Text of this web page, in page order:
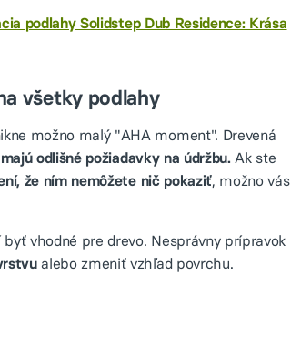
podlahy Solidstep Dub Residence: Krása
všetky podlahy
možno malý "AHA moment". Drevená
majú odlišné požiadavky na údržbu.Ak ste
že ním nemôžete nič pokaziť, možno vás
vhodné pre drevo. Nesprávny prípravok
alebo zmeniť vzhľad povrchu.